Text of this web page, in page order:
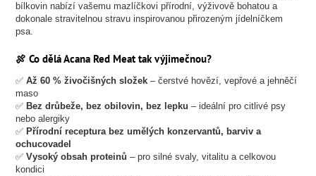
bílkovin nabízí vašemu mazlíčkovi přírodní, výživově bohatou a
dokonale stravitelnou stravu inspirovanou přirozeným jídelníčkem
psa.
🍖 Co dělá Acana Red Meat tak výjimečnou?
✅Až 60 % živočišných složek – čerstvé hovězí, vepřové a jehněčí
maso
✅ Bez drůbeže, bez obilovin, bez lepku – ideální pro citlivé psy
nebo alergiky
✅ Přírodní receptura bez umělých konzervantů, barviv a
ochucovadel
✅Vysoký obsah proteinů – pro silné svaly, vitalitu a celkovou
kondici